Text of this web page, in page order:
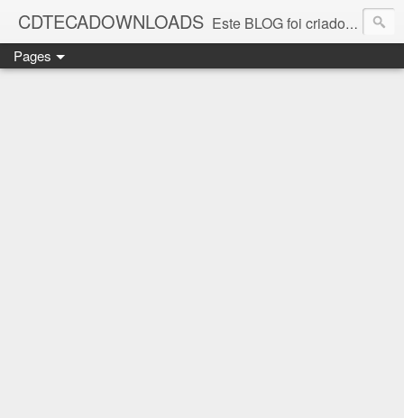
CDTECADOWNLOADS Este BLOG foi criado para os amantes da música. Aqui você encontra vários álbuns musicais. Todos os ritmos, álbuns antigos que foi e continua sendo SUCESSO.
Pages